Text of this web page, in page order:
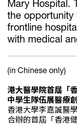
Mary Hospital.
the opportunity
frontline
with medical
(in Chinese only)
港大醫學院首屆「
中學生隊伍展醫療
香港大學李嘉誠醫
合辦的首屆「香港